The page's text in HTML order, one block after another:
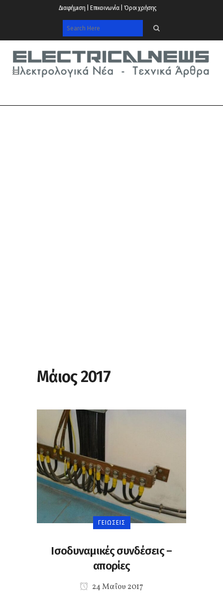
Διαφήμιση | Επικοινωνία | Όροι χρήσης
Μάιος 2017
ΓΕΙΏΣΕΙΣ
Ισοδυναμικές συνδέσεις –
απορίες
24 Μαΐου 2017